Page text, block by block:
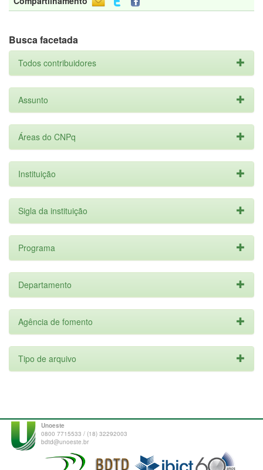
Busca facetada
Todos contribuidores
Assunto
Áreas do CNPq
Instituição
Sigla da instituição
Programa
Departamento
Agência de fomento
Tipo de arquivo
Unoeste
0800 7715533 / (18) 32292003
bdtd@unoeste.br